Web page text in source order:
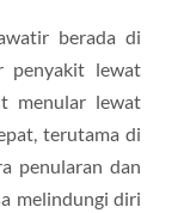
berada di
penyakit lewat
menular lewat
terutama di
penularan dan
melindungi diri